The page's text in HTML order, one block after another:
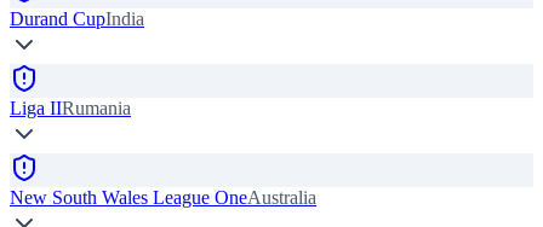
Durand CupIndia
Liga IIRumania
New South Wales League OneAustralia